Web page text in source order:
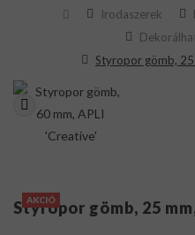
Irodaszerek
Styropor gömb, 25
AKCIÓ
Styropor gömb, 25